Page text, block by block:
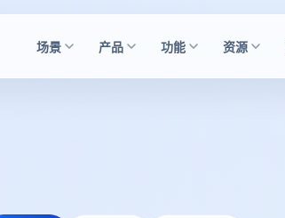
场景 产品 功能 资源